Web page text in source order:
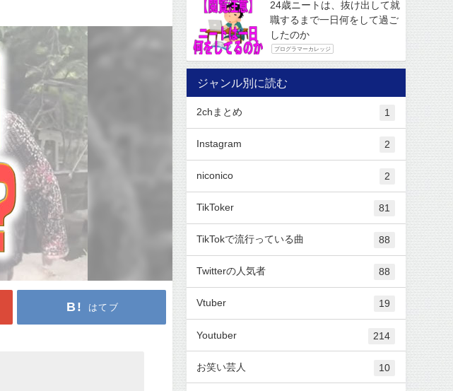
はてブ
24歳ニートは、抜け出して就
職するまで一日何をして過ご
したのか
プログラマーカレッジ
ジャンル別に読む
2chまとめ 1
Instagram 2
niconico 2
TikToker 81
TikTokで流行っている曲 88
Twitterの人気者 88
Vtuber 19
Youtuber 214
お笑い芸人 10